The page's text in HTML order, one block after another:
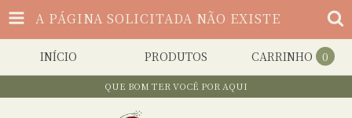
A PÁGINA SOLICITADA NÃO EXISTE
INÍCIO PRODUTOS CARRINHO 0
QUE BOM TER VOCÊ POR AQUI